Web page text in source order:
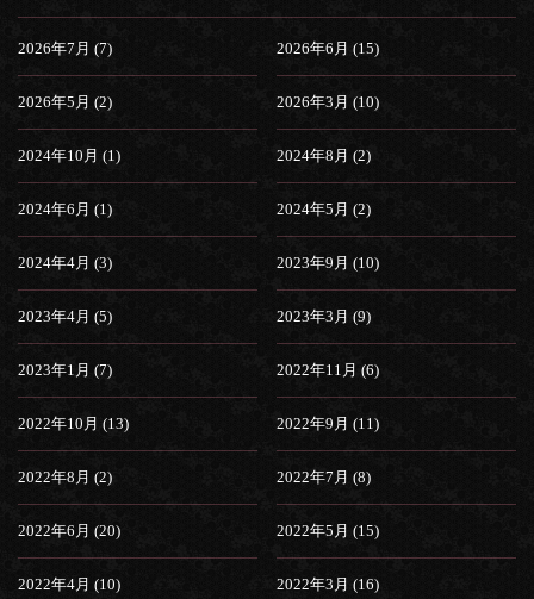
2026年7月 (7) 2026年6月 (15)
2026年5月 (2) 2026年3月 (10)
2024年10月 (1) 2024年8月 (2)
2024年6月 (1) 2024年5月 (2)
2024年4月 (3) 2023年9月 (10)
2023年4月 (5) 2023年3月 (9)
2023年1月 (7) 2022年11月 (6)
2022年10月 (13) 2022年9月 (11)
2022年8月 (2) 2022年7月 (8)
2022年6月 (20) 2022年5月 (15)
2022年4月 (10) 2022年3月 (16)